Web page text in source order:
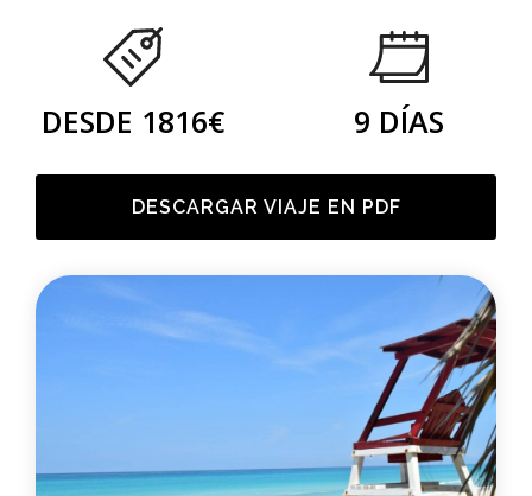
DESDE 1816€ 9 DÍAS
DESCARGAR VIAJE EN PDF